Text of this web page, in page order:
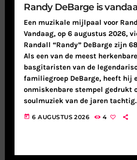
Randy DeBarge is
Een muzikale mijlpaal voor
Vandaag, op 6 augustus 2026,
Randall “Randy” DeBarge zijn
Als een van de meest
basgitaristen van de
familiegroep DeBarge, heeft hij
onmiskenbare stempel gedrukt
soulmuziek van de jaren
today 6 AUGUSTUS 2026 4